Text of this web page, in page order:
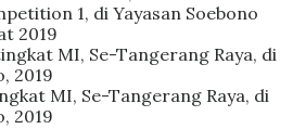
1, di Yayasan Soebono
2019
MI, Se-Tangerang Raya, di
2019
MI, Se-Tangerang Raya, di
2019